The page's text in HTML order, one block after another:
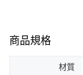
商品規格
材質